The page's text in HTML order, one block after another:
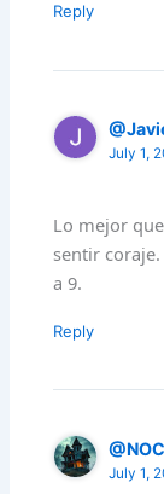
Reply
July 1,
Lo mejor
sentir
a 9.
Reply
July 1,